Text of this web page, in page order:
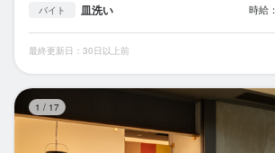
バイト 皿洗い 時給：
最終更新日：30日以上前
1 / 17